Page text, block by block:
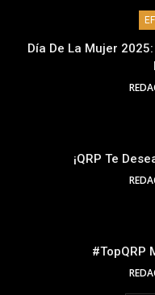
Día De La Mujer
¡QRP Te
#TopQRP